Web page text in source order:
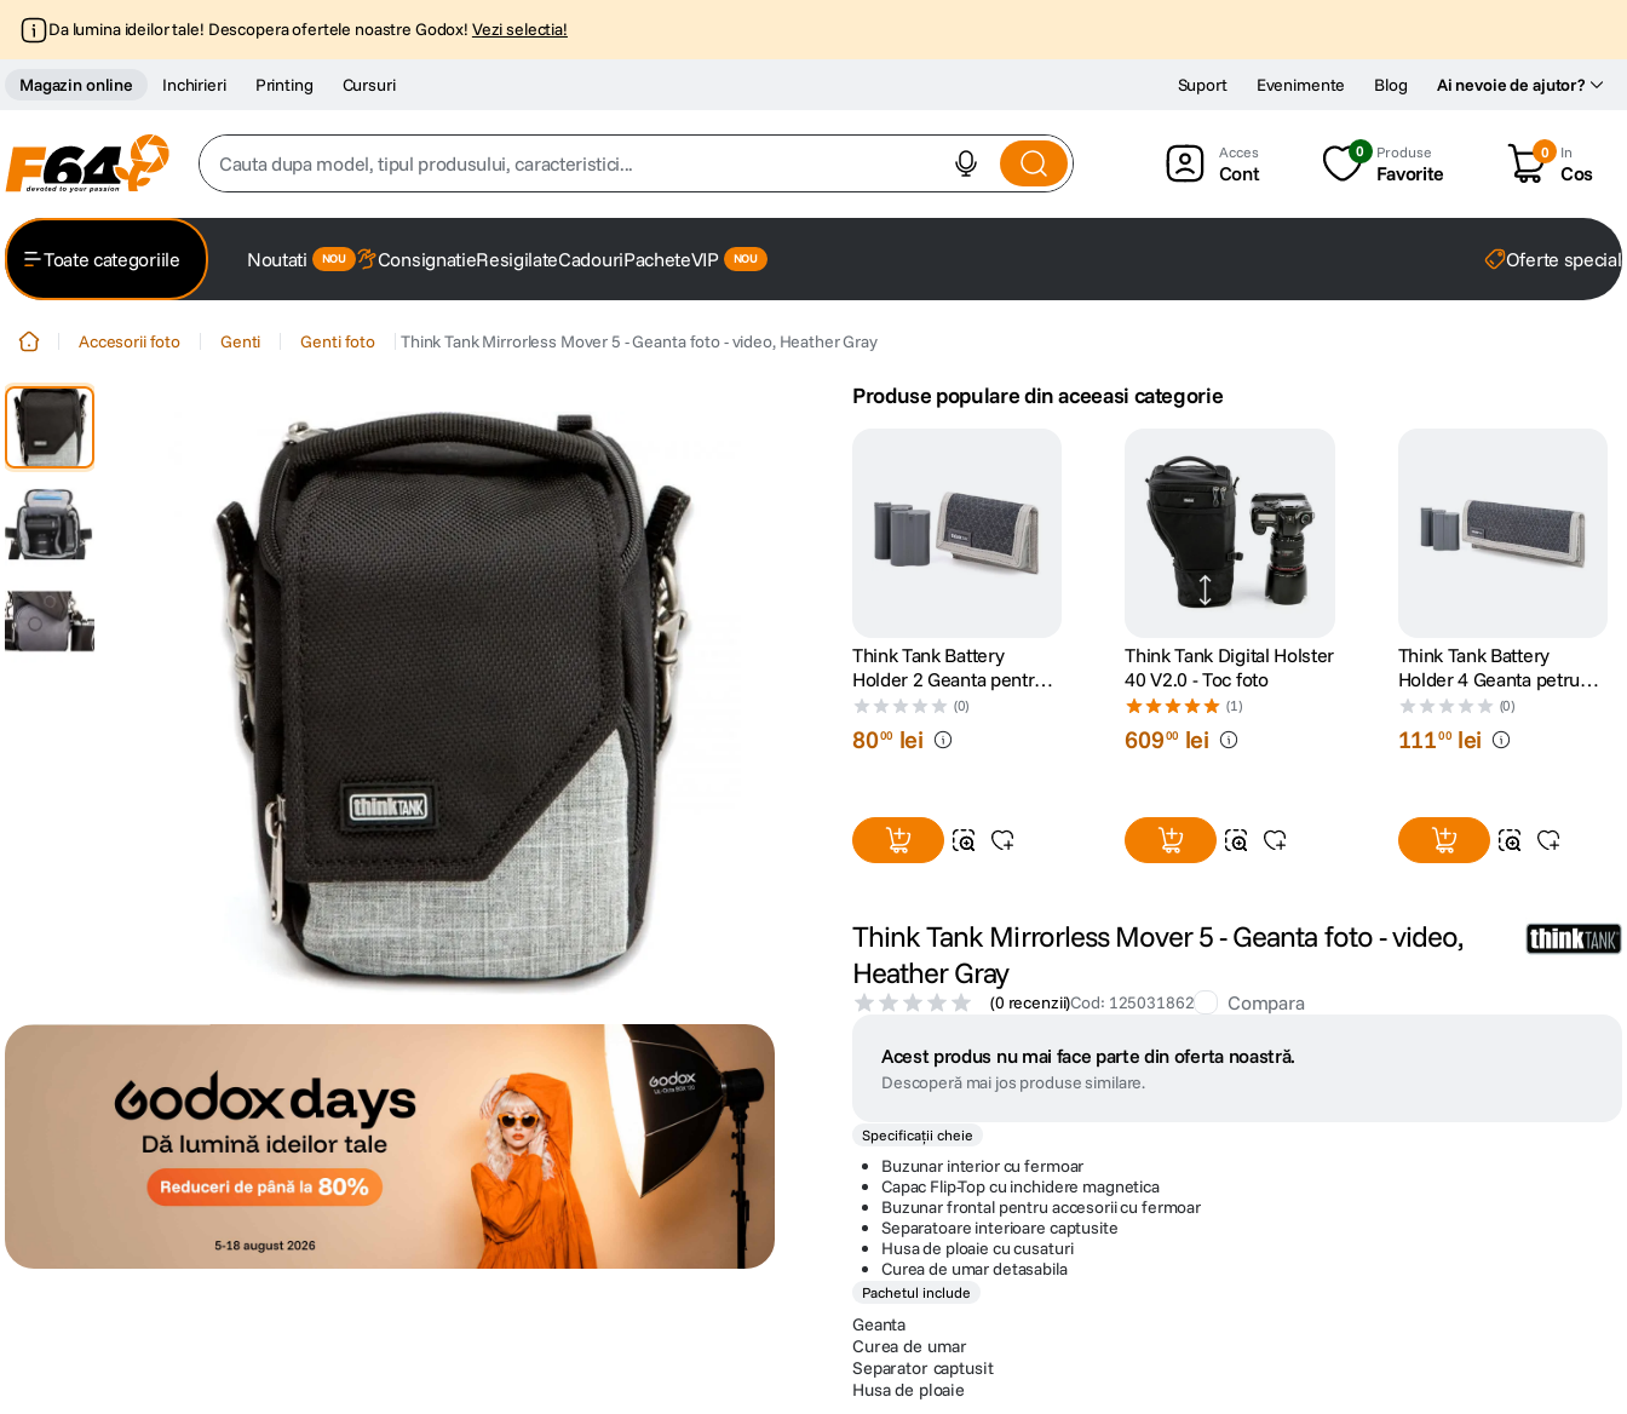
Da lumina ideilor tale! Descopera ofertele noastre Godox! Vezi selectia!
Magazin online Inchirieri Printing Cursuri Ai nevoie de ajutor?
Suport Evenimente Blog
Cauta dupa model, tipul produsului, caracteristici...
2. trepied
peak design
5. canon sx740 hs
6 lavaliera
7 card memorie
8 dji mic mini
9 dji osmo
10 . insta 360
Cont
0 Produse
Favorite
0 In
Cos
Toate categoriile Noutati ConsignatieResigilateCadouriPacheteVIP Oferte
Accesorii foto Genti Genti foto Think Tank Mirrorless Mover 5 - Geanta foto - video, Heather Gray
Produse populare din aceeasi categorie
Think Tank Battery
Holder 2 Geanta pentru
Baterii Gri
(0)
8000 lei
Think Tank Digital Holster
40 V2.0 - Toc foto
(1)
60900 lei
Think Tank Battery
Holder 4 Geanta petru
Baterii Gri
(0)
11100 lei
Think Tank Mirrorless Mover 5 - Geanta foto - video,
Heather Gray
(0 recenzii)Cod: 125031862 Compara
Acest produs nu mai face parte din oferta noastră.
Descoperă mai jos produse similare.
Specificații cheie
Buzunar interior cu fermoar
Capac Flip-Top cu inchidere magnetica
Buzunar frontal pentru accesorii cu fermoar
Separatoare interioare captusite
Husa de ploaie cu cusaturi
Curea de umar detasabila
Pachetul include
Geanta
Curea de umar
Separator captusit
Husa de ploaie